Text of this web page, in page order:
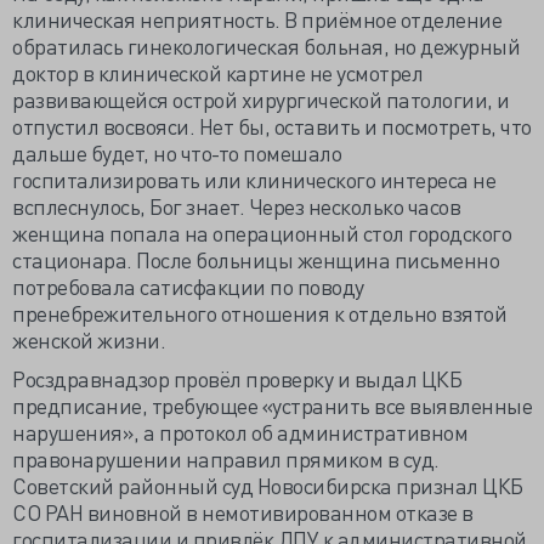
клиническая неприятность. В приёмное отделение
обратилась гинекологическая больная, но дежурный
доктор в клинической картине не усмотрел
развивающейся острой хирургической патологии, и
отпустил восвояси. Нет бы, оставить и посмотреть, что
дальше будет, но что-то помешало
госпитализировать или клинического интереса не
всплеснулось, Бог знает. Через несколько часов
женщина попала на операционный стол городского
стационара. После больницы женщина письменно
потребовала сатисфакции по поводу
пренебрежительного отношения к отдельно взятой
женской жизни.
Росздравнадзор провёл проверку и выдал ЦКБ
предписание, требующее «устранить все выявленные
нарушения», а протокол об административном
правонарушении направил прямиком в суд.
Советский районный суд Новосибирска признал ЦКБ
СО РАН виновной в немотивированном отказе в